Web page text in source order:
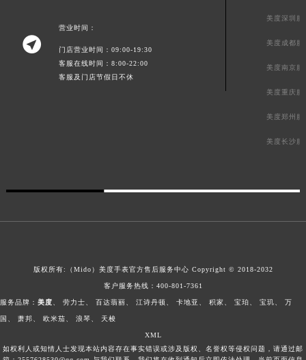

营业时间：
门店营业时间：09:00-19:30
客服在线时间：8:00-22:00
客服及门店节假日不休
美度深圳服
美度成都服
美度南京服
美度重庆服
美度郑州服
美度长沙服
版权所有:（Mido） 美度手表官方售后服务中心 Copyright © 2018-2032
客户服务热线： 400-801-7361
服务品牌： 美度 劳力士 百达翡丽 江诗丹顿 卡地亚 积家 宝珀 宝玑 万
国 萧邦 欧米茄 浪琴 天梭
XML
如权利人或知情人士发现本站内容存在事实错误或涉及版权、名誉权等侵权问题，请通过邮